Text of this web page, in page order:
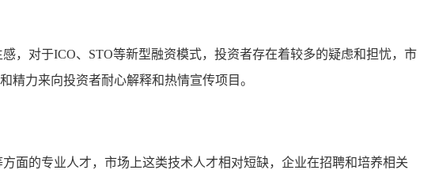
，对于ICO、STO等新型融资模式，投资者存在着较多的疑虑和担忧，市
力来向投资者耐心解释和热情宣传项目。
面的专业人才，市场上这类技术人才相对短缺，企业在招聘和培养相关